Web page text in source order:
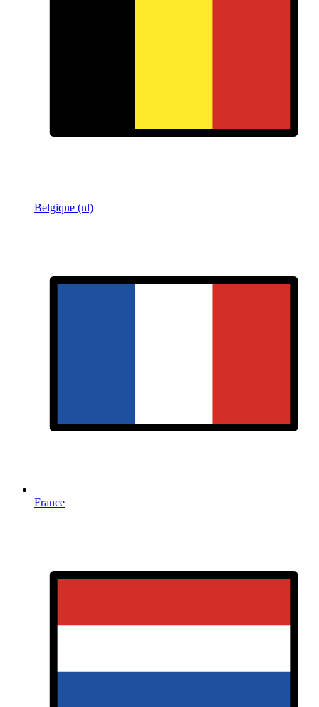
Belgique (nl)
France